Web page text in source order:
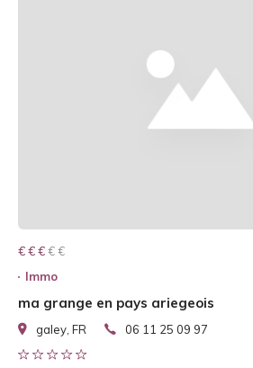
€ € € € €
€ € €
Immo
ma grange en pays ariegeois
galey, FR 06 11 25 09 97